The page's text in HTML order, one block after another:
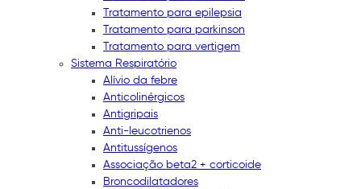
Tratamento para epilepsia
Tratamento para parkinson
Tratamento para vertigem
Sistema Respiratório
Alívio da febre
Anticolinérgicos
Antigripais
Anti-leucotrienos
Antitussígenos
Associação beta2 + corticoide
Broncodilatadores